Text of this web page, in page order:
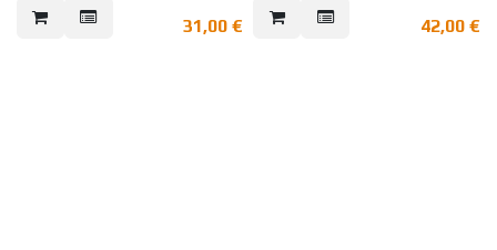
VdS: G187002 (EMT), Klasse C
31,00 €
zeitsparender Anschlusstechnik
in LSA und
42,00€